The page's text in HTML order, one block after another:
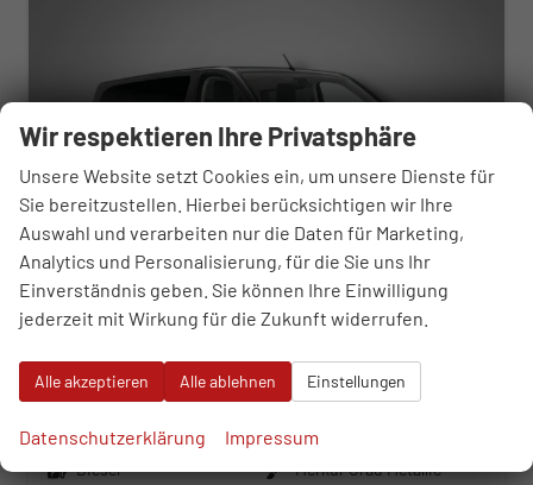
XL Edition 2.2 Diesel 8-Gang Automatikgetriebe
unverbindliche Lieferzeit:06.10.2026 Neuwagen
Fahrzeugnr. 112339 Getriebe Automatik
Kraftstoff Diesel Außenfarbe Merkur Grau Metallic
Wir respektieren Ihre Privatsphäre
Unsere Website setzt Cookies ein, um unsere Dienste für
Sie bereitzustellen. Hierbei berücksichtigen wir Ihre
Auswahl und verarbeiten nur die Daten für Marketing,
Analytics und Personalisierung, für die Sie uns Ihr
Einverständnis geben. Sie können Ihre Einwilligung
jederzeit mit Wirkung für die Zukunft widerrufen.
Alle akzeptieren Alle ablehnen Einstellungen
Datenschutzerklärung Impressum